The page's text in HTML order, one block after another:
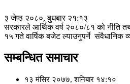
३ जेष्ठ २०८०, बुधबार २१:१३
सरकारले आर्थिक वर्ष २०८०/८१ को नीति
१५ गते वार्षिक बजेट ल्याउनुपर्ने संवैधानिक
सम्बन्धित समाचार
१३ मंसिर २०७७, शनिबार १४:१०